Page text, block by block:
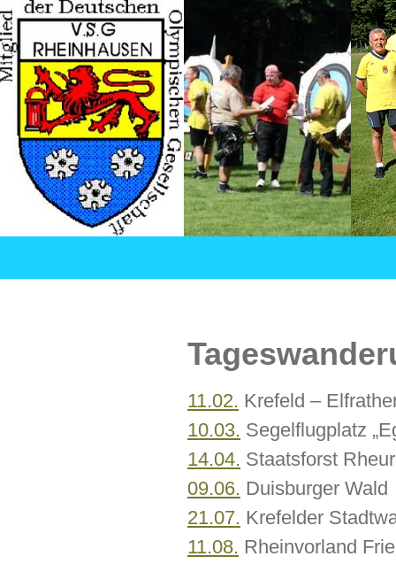
11.02. Krefeld –
10.03. Segelflugplatz
14.04. Staatsforst
09.06. Duisburger Wald
21.07. Krefelder
11.08. Rheinvorland